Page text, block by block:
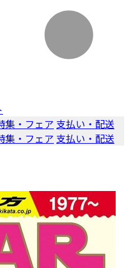
集・フェア 支払い・配送
集・フェア 支払い・配送